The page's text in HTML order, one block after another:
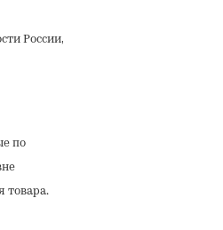
России,
по
товара.